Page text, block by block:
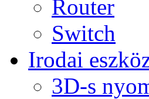
Router
Switch
Irodai
3D-s